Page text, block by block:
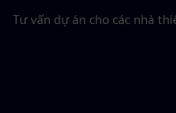
Tư vấn dự án cho các nhà